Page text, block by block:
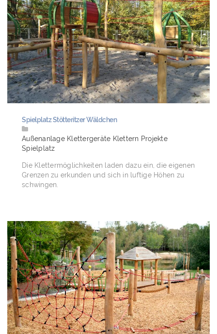
Spielplatz Stötteritzer Wäldchen
Außenanlage Klettergeräte Klettern Projekte
Spielplatz
Die Klettermöglichkeiten laden dazu ein, die eigenen
Grenzen zu erkunden und sich in luftige Höhen zu
schwingen.